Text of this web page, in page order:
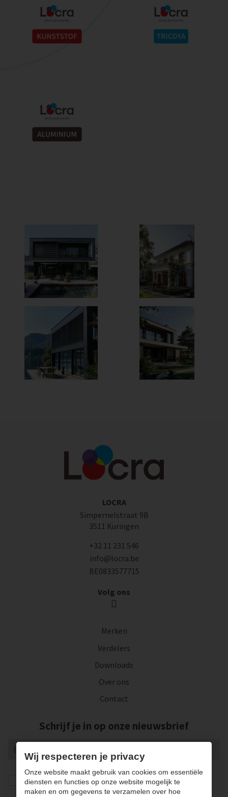
LOCRA
Simpernelstraat 9B
3511 Kuringen
+32 11 231 546
info@locra.be
BE0833577715
Volg ons
Merken
Verdelers
Downloads
Over ons
Contact
Schrijf je in op onze nieuwsbrief
Ik geef de toestemming om mijn gegevens te
bewaren en verwerken zoals aangegeven in onze
Wij respecteren je privacy
Onze website maakt gebruik van cookies om essentiële
diensten en functies op onze website mogelijk te
maken en om gegevens te verzamelen over hoe